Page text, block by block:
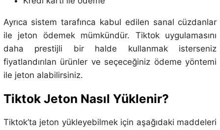
Ayrıca sistem tarafınca kabul edilen sanal cüzdanlar
ile jeton ödemek mümkündür. Tiktok uygulamasını
daha prestijli bir halde kullanmak isterseniz
fiyatlandırılan ürünler ve seçeceğiniz ödeme yöntemi
ile jeton alabilirsiniz.
Tiktok Jeton Nasıl Yüklenir?
Tiktok’ta jeton yükleyebilmek için aşağıdaki maddeleri